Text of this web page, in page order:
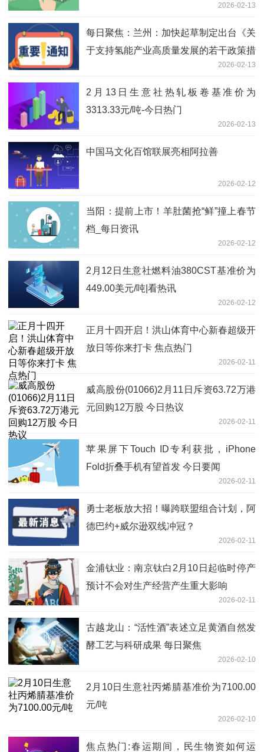
2026-02-13
每日聚焦：兰州：加快起草制定出台《关
于支持氢能产业高质量发展的若干政策措
2026-02-13
2月13日生意社热轧板卷基准价为
3313.33元/吨-今日热门
2026-02-13
中国马文化百馆联展亮相阿拉善
2026-02-12
当阳：提前上市！羊肚菌抢“鲜”撞上春节
档_每日资讯
2026-02-12
2月12日生意社燃料油380CST基准价为
449.00美元/吨|看热讯
2026-02-12
正月十四开启！洪山体育中心新春超级开
放日等你来打卡 焦点热门
2026-02-11
威高股份(01066)2月11日斥资63.72万港
元回购12万股 今日热议
2026-02-11
苹果屏下Touch ID专利获批，iPhone
Fold折叠手机有望首发 今日要闻
2026-02-11
勇士老板放大招！曝跨联盟组合计划，阿
德巴约+威尔逊双线冲冠？
2026-02-11
金浦钛业：南京钛白2月10日起临时停产
预计不会对生产经营产生重大影响
2026-02-11
古越龙山：“活性酒”表述立足黄酒自然发
酵工艺与科研成果 每日聚焦
2026-02-10
2月10日生意社丙烯腈基准价为7100.00
元/吨
2026-02-10
焦点热门:春运期间，民生物资如何运